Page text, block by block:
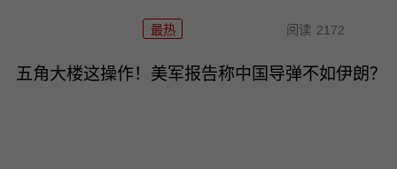
最热 阅读 2172
五角大楼这操作！美军报告称中国导弹不如伊朗？